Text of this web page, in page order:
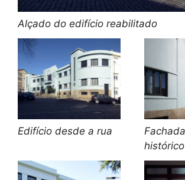
Alçado do edifício reabilitado
Edifício desde a rua
histórico